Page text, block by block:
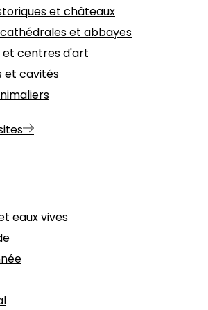
et châteaux
cathédrales et abbayes
et centres d'art
et cavités
eaux vives